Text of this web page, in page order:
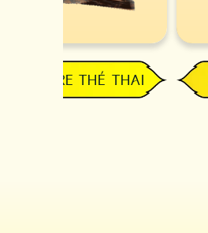
CÉLÈBRE THÉ THAI